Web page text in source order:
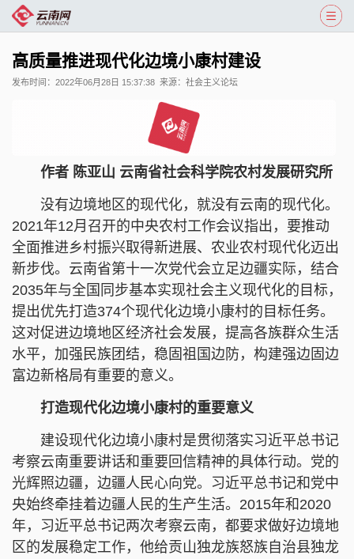
高质量推进现代化边境小康村建设
发布时间： 2022年06月28日 15:37:38 来源： 社会主义论坛
作者 陈亚山 云南省社会科学院农村发展研究所
没有边境地区的现代化，就没有云南的现代化。
2021年12月召开的中央农村工作会议指出，要推动
全面推进乡村振兴取得新进展、农业农村现代化迈出
新步伐。云南省第十一次党代会立足边疆实际，结合
2035年与全国同步基本实现社会主义现代化的目标，
提出优先打造374个现代化边境小康村的目标任务。
这对促进边境地区经济社会发展，提高各族群众生活
水平，加强民族团结，稳固祖国边防，构建强边固边
富边新格局有重要的意义。
打造现代化边境小康村的重要意义
建设现代化边境小康村是贯彻落实习近平总书记
考察云南重要讲话和重要回信精神的具体行动。党的
光辉照边疆，边疆人民心向党。习近平总书记和党中
央始终牵挂着边疆人民的生产生活。2015年和2020
年，习近平总书记两次考察云南，都要求做好边境地
区的发展稳定工作，他给贡山独龙族怒族自治县独龙